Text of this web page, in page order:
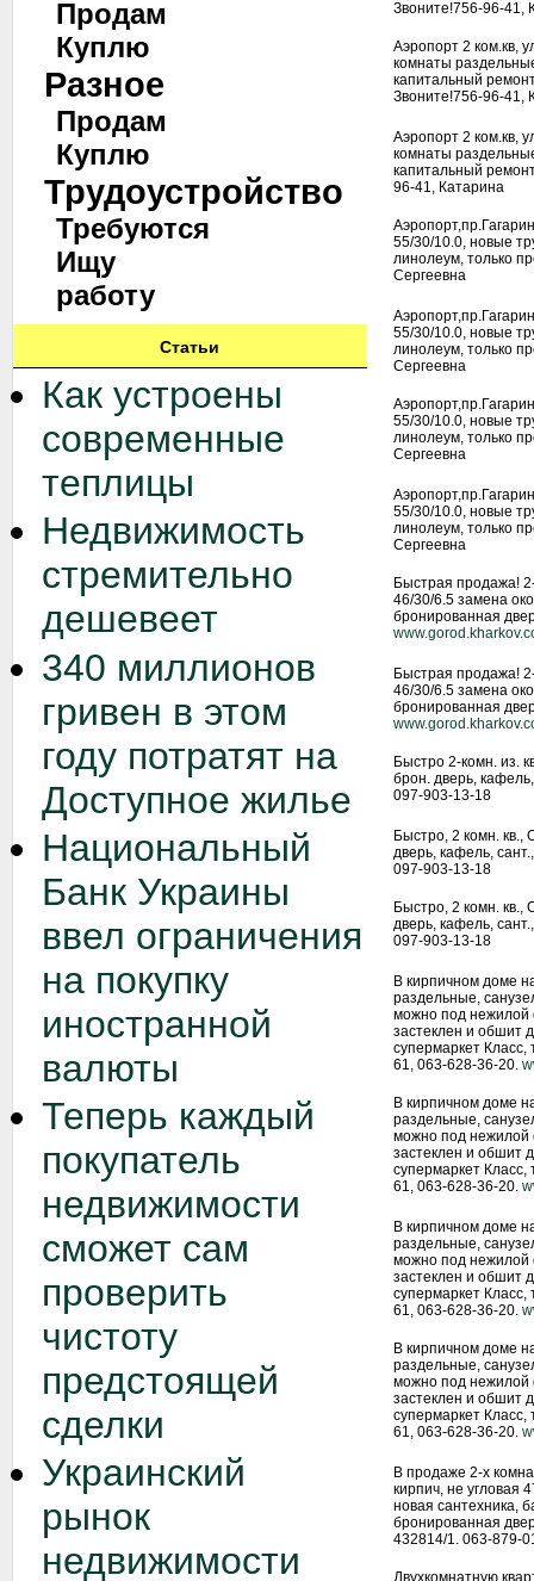
Продам
Куплю
Разное
Продам
Куплю
Трудоустройство
Требуются
Ищу
работу
Статьи
Как устроены
современные
теплицы
Недвижимость
стремительно
дешевеет
340 миллионов
гривен в этом
году потратят на
Доступное жилье
Национальный
Банк Украины
ввел ограничения
на покупку
иностранной
валюты
Теперь каждый
покупатель
недвижимости
сможет сам
проверить
чистоту
предстоящей
сделки
Украинский
рынок
недвижимости
Звоните!756-96-41,
Аэропорт 2 ком.кв,
комнаты
капитальный
Звоните!756-96-41,
Аэропорт 2 ком.кв,
комнаты
капитальный
96-41, Катарина
55/30/10.0, новые
линолеум, только
Сергеевна
55/30/10.0, новые
линолеум, только
Сергеевна
55/30/10.0, новые
линолеум, только
Сергеевна
55/30/10.0, новые
линолеум, только
Сергеевна
Быстрая продажа!
46/30/6.5 замена
бронированная
Быстрая продажа!
46/30/6.5 замена
бронированная
Быстро 2-комн. из.
брон. дверь,
097-903-13-18
Быстро, 2 комн. кв.,
дверь, кафель,
097-903-13-18
Быстро, 2 комн. кв.,
дверь, кафель,
097-903-13-18
В кирпичном доме
раздельные,
можно под нежилой
застеклен и обшит
супермаркет
61, 063-628-36-20.
В кирпичном доме
раздельные,
можно под нежилой
застеклен и обшит
супермаркет
61, 063-628-36-20.
В кирпичном доме
раздельные,
можно под нежилой
застеклен и обшит
супермаркет
61, 063-628-36-20.
В кирпичном доме
раздельные,
можно под нежилой
застеклен и обшит
супермаркет
61, 063-628-36-20.
В продаже 2-х
кирпич, не угловая
новая сантехника,
бронированная
432814/1. 063-879-